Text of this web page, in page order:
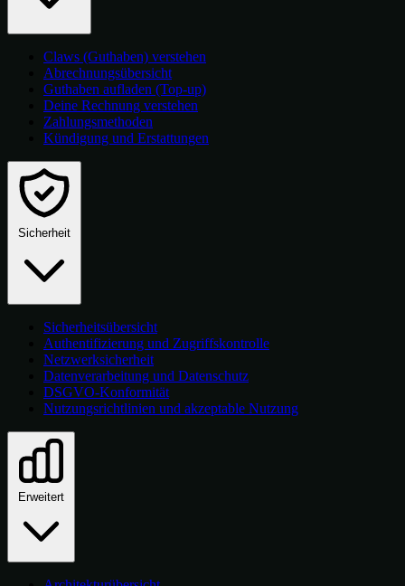
Claws (Guthaben) verstehen
Abrechnungsübersicht
Guthaben aufladen (Top-up)
Deine Rechnung verstehen
Zahlungsmethoden
Kündigung und Erstattungen
Sicherheit
Sicherheitsübersicht
Authentifizierung und Zugriffskontrolle
Netzwerksicherheit
Datenverarbeitung und Datenschutz
DSGVO-Konformität
Nutzungsrichtlinien und akzeptable Nutzung
Erweitert